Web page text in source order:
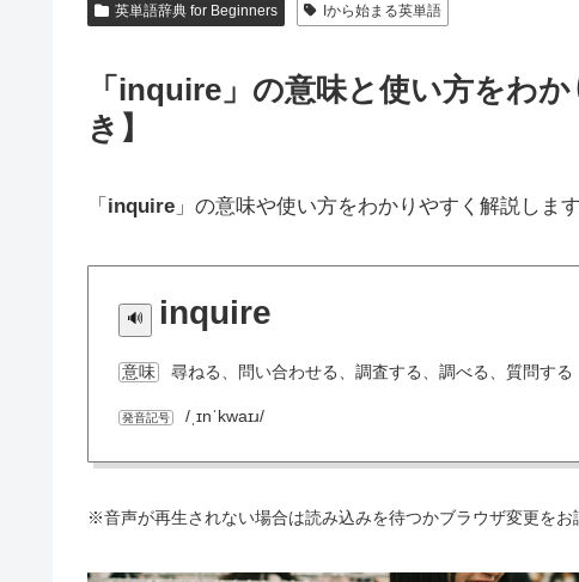
英単語辞典 for Beginners Iから始まる英単語
「inquire」の意味と使い方をわ
き】
「 inquire 」の意味や使い方をわかりやすく解説します
inquire
意味 尋ねる、問い合わせる、調査する、調べる、質問する
発音記号 /ˌɪnˈkwaɪɹ/
※音声が再生されない場合は読み込みを待つかブラウザ変更をお